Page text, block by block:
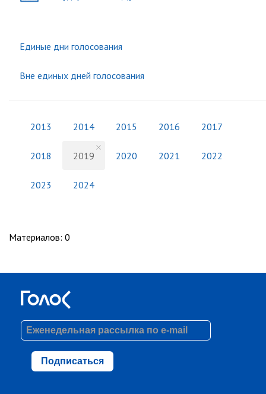
Единые дни голосования
Вне единых дней голосования
2013 2014 2015 2016 2017
2018 2019 2020 2021 2022
2023 2024
Материалов: 0
Подписаться